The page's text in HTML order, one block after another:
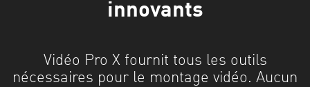
innovants
Vidéo Pro X fournit tous les outils
nécessaires pour le montage vidéo. Aucun